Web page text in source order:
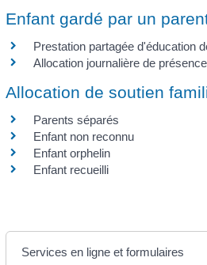
Enfant gardé par un
Prestation partagée d'éducation
Allocation journalière de
Allocation de soutien
Parents séparés
Enfant non reconnu
Enfant orphelin
Enfant recueilli
Services en ligne et formulaires